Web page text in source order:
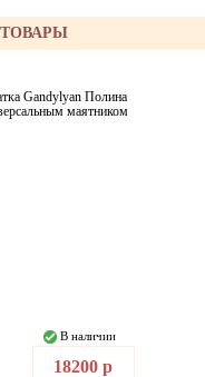
Gandylyan Полина
маятником
В наличии
18200 р